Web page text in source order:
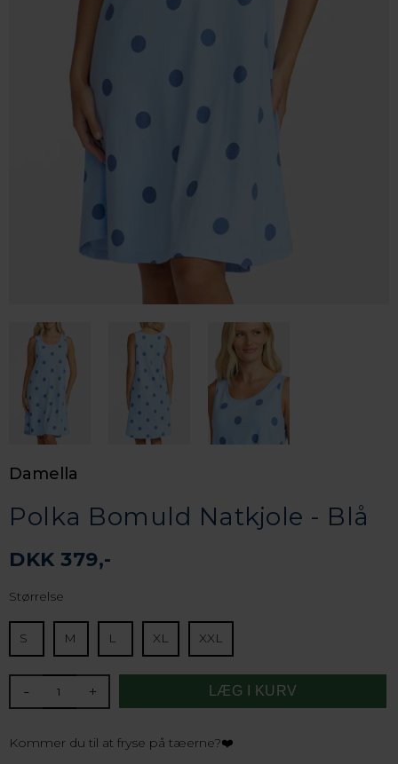
Damella
Polka Bomuld Natkjole - Blå
DKK 379,-
Størrelse
S M L XL XXL
- +
Kommer du til at fryse på tæerne?❤️